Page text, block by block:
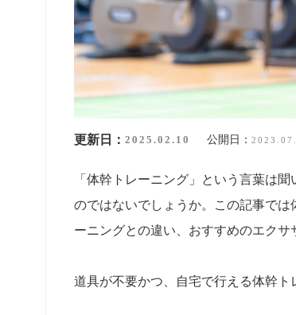
更新日：2025.02.10 公開日：
「体幹トレーニング」という言葉は
のではないでしょうか。この記事で
ーニングとの違い、おすすめのエクサ
道具が不要かつ、自宅で行える体幹ト